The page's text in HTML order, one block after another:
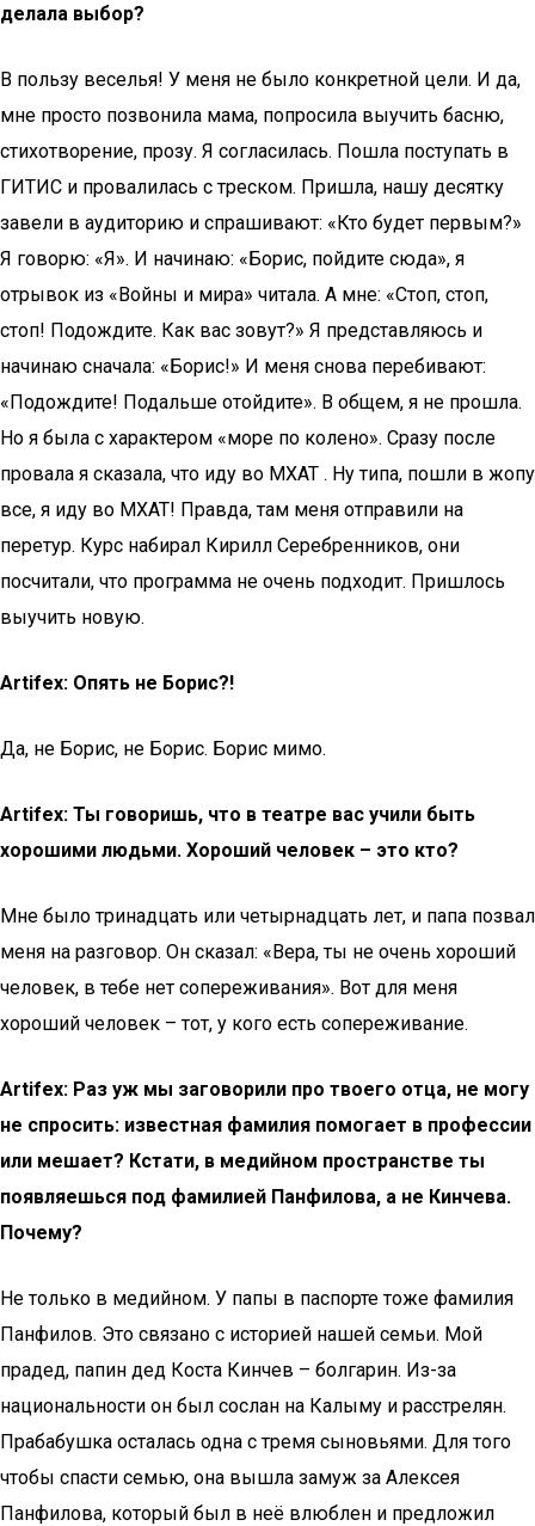
делала выбор?
В пользу веселья! У меня не было конкретной цели. И да,
мне просто позвонила мама, попросила выучить басню,
стихотворение, прозу. Я согласилась. Пошла поступать в
ГИТИС и провалилась с треском. Пришла, нашу десятку
завели в аудиторию и спрашивают: «Кто будет первым?»
Я говорю: «Я». И начинаю: «Борис, пойдите сюда», я
отрывок из «Войны и мира» читала. А мне: «Стоп, стоп,
стоп! Подождите. Как вас зовут?» Я представляюсь и
начинаю сначала: «Борис!» И меня снова перебивают:
«Подождите! Подальше отойдите». В общем, я не прошла.
Но я была с характером «море по колено». Сразу после
провала я сказала, что иду во МХАТ . Ну типа, пошли в жопу
все, я иду во МХАТ! Правда, там меня отправили на
перетур. Курс набирал Кирилл Серебренников, они
посчитали, что программа не очень подходит. Пришлось
выучить новую.
Artifex: Опять не Борис?!
Да, не Борис, не Борис. Борис мимо.
Artifex: Ты говоришь, что в театре вас учили быть
хорошими людьми. Хороший человек – это кто?
Мне было тринадцать или четырнадцать лет, и папа позвал
меня на разговор. Он сказал: «Вера, ты не очень хороший
человек, в тебе нет сопереживания». Вот для меня
хороший человек – тот, у кого есть сопереживание.
Artifex: Раз уж мы заговорили про твоего отца, не могу
не спросить: известная фамилия помогает в профессии
или мешает? Кстати, в медийном пространстве ты
появляешься под фамилией Панфилова, а не Кинчева.
Почему?
Не только в медийном. У папы в паспорте тоже фамилия
Панфилов. Это связано с историей нашей семьи. Мой
прадед, папин дед Коста Кинчев – болгарин. Из-за
национальности он был сослан на Калыму и расстрелян.
Прабабушка осталась одна с тремя сыновьями. Для того
чтобы спасти семью, она вышла замуж за Алексея
Панфилова, который был в неё влюблен и предложил